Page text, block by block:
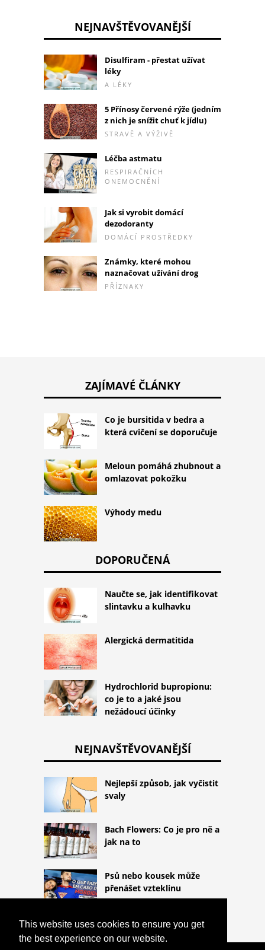
This website uses cookies to ensure you get
the best experience on our website.
NEJNAVŠTĚVOVANĚJŠÍ
Disulfiram - přestat užívat
léky
A LÉKY
5 Přínosy červené rýže (jedním
z nich je snížit chuť k jídlu)
STRAVĚ A VÝŽIVĚ
Léčba astmatu
RESPIRAČNÍCH
ONEMOCNĚNÍ
Jak si vyrobit domácí
dezodoranty
DOMÁCÍ PROSTŘEDKY
Známky, které mohou
naznačovat užívání drog
PŘÍZNAKY
ZAJÍMAVÉ ČLÁNKY
Co je bursitida v bedra a
která cvičení se doporučuje
Meloun pomáhá zhubnout a
omlazovat pokožku
Výhody medu
DOPORUČENÁ
Naučte se, jak identifikovat
slintavku a kulhavku
Alergická dermatitida
Hydrochlorid bupropionu:
co je to a jaké jsou
nežádoucí účinky
NEJNAVŠTĚVOVANĚJŠÍ
Nejlepší způsob, jak vyčistit
svaly
Bach Flowers: Co je pro ně a
jak na to
Psů nebo kousek může
přenášet vzteklinu